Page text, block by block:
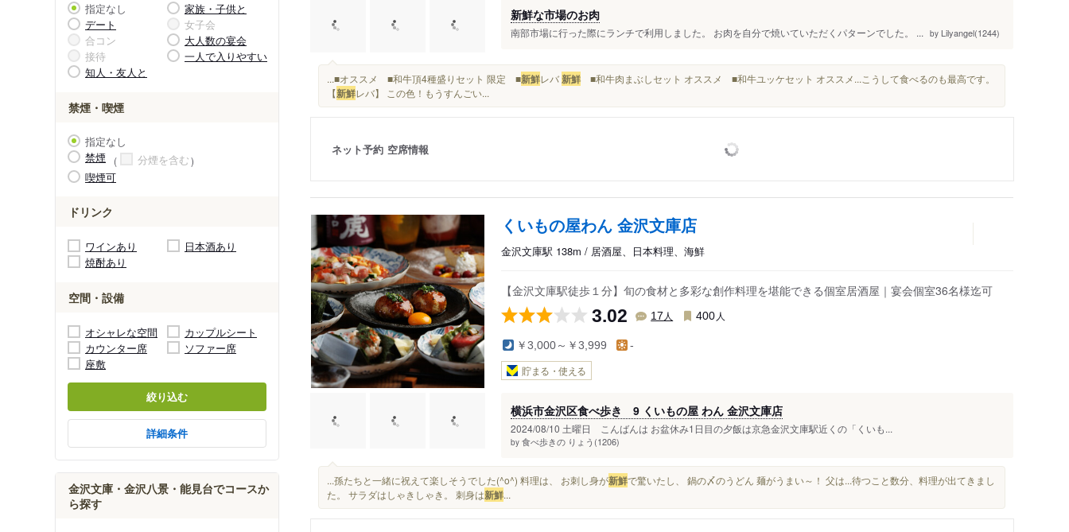
指定なし
家族・子供と
デート
女子会
合コン
大人数の宴会
接待
一人で入りやすい
知人・友人と
禁煙・喫煙
指定なし
禁煙
分煙を含む
喫煙可
ドリンク
ワインあり
日本酒あり
焼酎あり
空間・設備
オシャレな空間
カップルシート
カウンター席
ソファー席
座敷
絞り込む
詳細条件
金沢文庫・金沢八景・能見台でコースか
ら探す
新鮮な市場のお肉
南部市場に行った際にランチで利用しました。 お肉を自分で焼いていただくパターンでした。 ... by Lilyangel(1244)
...■オススメ ■和牛頂4種盛りセット 限定 ■新鮮レバ新鮮 ■和牛肉まぶしセット オススメ ■和牛ユッケセット オススメ...こうして食べるのも最高です。
【新鮮レバ】 この色！もうすんごい...
ネット予約 空席情報
くいもの屋わん 金沢文庫店
金沢文庫駅 138m / 居酒屋、日本料理、海鮮
【金沢文庫駅徒歩１分】旬の食材と多彩な創作料理を堪能できる個室居酒屋｜宴会個室36名様迄可
3.02 17 人 400 人
￥3,000～￥3,999 -
貯まる・使える
横浜市金沢区食べ歩き 9 くいもの屋 わん 金沢文庫店
2024/08/10 土曜日 こんばんは お盆休み1日目の夕飯は京急金沢文庫駅近くの「くいも...
by 食べ歩きの りょう(1206)
...孫たちと一緒に祝えて楽しそうでした(^o^) 料理は、 お刺し身が新鮮で驚いたし、 鍋の〆のうどん 麺がうまい～！ 父は...待つこと数分、料理が出てきまし
た。 サラダはしゃきしゃき。 刺身は新鮮...